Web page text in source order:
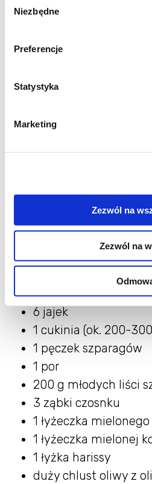
zgody
Niezbędne
Preferencje
Statystyka
Marketing
Zezwól na
Zezwól na
Składniki na
shakshukę ze
6 jajek
1 cukinia (ok. 200-
1 pęczek szparagów
1 por
200 g młodych liści
3 ząbki czosnku
1 łyżeczka
1 łyżeczka mielonej
1 łyżka harissy
duży chlust oliwy z